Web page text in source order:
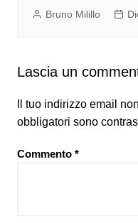
Bruno Milillo
Lascia un
Il tuo indirizzo email
obbligatori sono
Commento *